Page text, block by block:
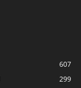
607
299